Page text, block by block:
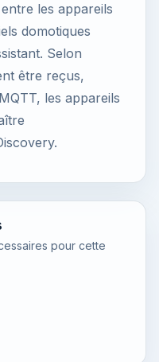
les appareils
domotiques
Selon
être reçus,
les appareils
pour cette